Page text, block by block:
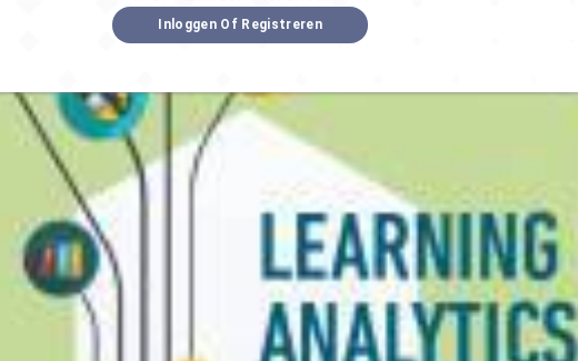
Inloggen Of Registreren